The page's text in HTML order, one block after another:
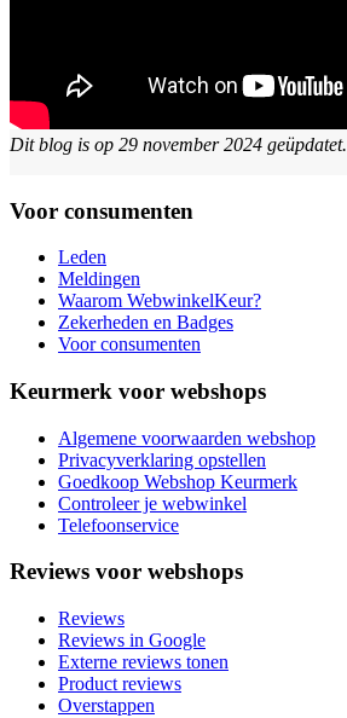
Dit blog is op 29 november 2024 geüpdatet.
Voor consumenten
Leden
Meldingen
Waarom WebwinkelKeur?
Zekerheden en Badges
Voor consumenten
Keurmerk voor webshops
Algemene voorwaarden webshop
Privacyverklaring opstellen
Goedkoop Webshop Keurmerk
Controleer je webwinkel
Telefoonservice
Reviews voor webshops
Reviews
Reviews in Google
Externe reviews tonen
Product reviews
Overstappen